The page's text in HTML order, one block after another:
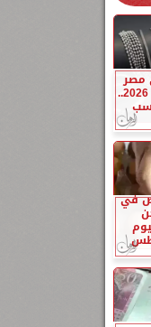
مصر
اليوم 5 أغسطس 2026..
في
أغسطس